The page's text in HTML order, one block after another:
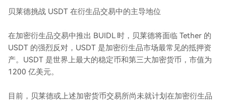
贝莱德挑战 USDT 在衍生品交易中的主导地位
在加密衍生品交易中推出 BUIDL 时，贝莱德将面临 Tether 的
USDT 的强烈反对，USDT 是加密衍生品市场最常见的抵押资
产。USDT 是世界上最大的稳定币和第三大加密货币，市值为
1200 亿美元。
目前，贝莱德或上述加密货币交易所尚未就计划在加密衍生品